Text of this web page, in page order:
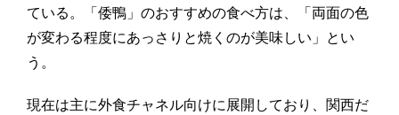
ている。「倭鴨」のおすすめの食べ方は、「両面の色
が変わる程度にあっさりと焼くのが美味しい」とい
う。
現在は主に外食チャネル向けに展開しており、関西だ